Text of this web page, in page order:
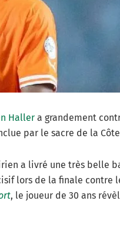
Haller a grandement
par le sacre de la
a livré une très belle
lors de la finale contre
, le joueur de 30 ans